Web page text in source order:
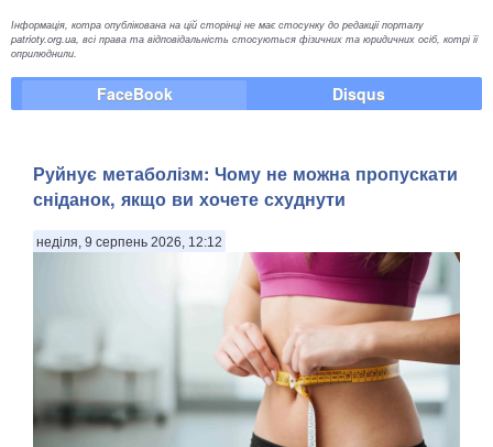
Інформація, котра опублікована на цій сторінці не має стосунку до редакції порталу
patrioty.org.ua, всі права та відповідальність стосуються фізичних та юридичних осіб, котрі її
оприлюднили.
FaceBook Disqus
Руйнує метаболізм: Чому не можна пропускати
сніданок, якщо ви хочете схуднути
неділя, 9 серпень 2026, 12:12